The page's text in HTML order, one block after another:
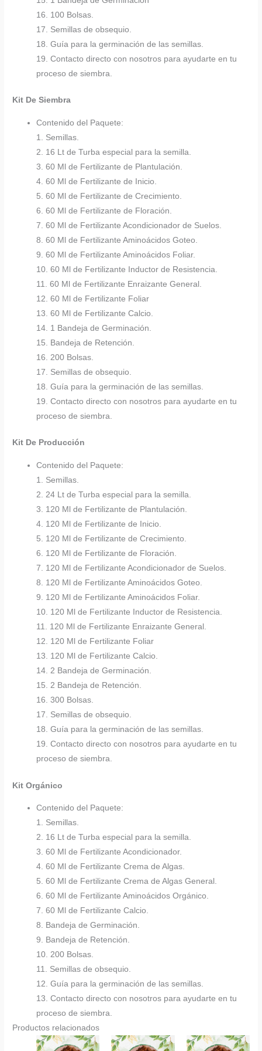
16. 100 Bolsas.
17. Semillas de obsequio.
18. Guía para la germinación de las semillas.
19. Contacto directo con nosotros para ayudarte en tu
proceso de siembra.
Kit De Siembra
Contenido del Paquete:
1. Semillas.
2. 16 Lt de Turba especial para la semilla.
3. 60 Ml de Fertilizante de Plantulación.
4. 60 Ml de Fertilizante de Inicio.
5. 60 Ml de Fertilizante de Crecimiento.
6. 60 Ml de Fertilizante de Floración.
7. 60 Ml de Fertilizante Acondicionador de Suelos.
8. 60 Ml de Fertilizante Aminoácidos Goteo.
9. 60 Ml de Fertilizante Aminoácidos Foliar.
10. 60 Ml de Fertilizante Inductor de Resistencia.
11. 60 Ml de Fertilizante Enraizante General.
12. 60 Ml de Fertilizante Foliar
13. 60 Ml de Fertilizante Calcio.
14. 1 Bandeja de Germinación.
15. Bandeja de Retención.
16. 200 Bolsas.
17. Semillas de obsequio.
18. Guía para la germinación de las semillas.
19. Contacto directo con nosotros para ayudarte en tu
proceso de siembra.
Kit De Producción
Contenido del Paquete:
1. Semillas.
2. 24 Lt de Turba especial para la semilla.
3. 120 Ml de Fertilizante de Plantulación.
4. 120 Ml de Fertilizante de Inicio.
5. 120 Ml de Fertilizante de Crecimiento.
6. 120 Ml de Fertilizante de Floración.
7. 120 Ml de Fertilizante Acondicionador de Suelos.
8. 120 Ml de Fertilizante Aminoácidos Goteo.
9. 120 Ml de Fertilizante Aminoácidos Foliar.
10. 120 Ml de Fertilizante Inductor de Resistencia.
11. 120 Ml de Fertilizante Enraizante General.
12. 120 Ml de Fertilizante Foliar
13. 120 Ml de Fertilizante Calcio.
14. 2 Bandeja de Germinación.
15. 2 Bandeja de Retención.
16. 300 Bolsas.
17. Semillas de obsequio.
18. Guía para la germinación de las semillas.
19. Contacto directo con nosotros para ayudarte en tu
proceso de siembra.
Kit Orgánico
Contenido del Paquete:
1. Semillas.
2. 16 Lt de Turba especial para la semilla.
3. 60 Ml de Fertilizante Acondicionador.
4. 60 Ml de Fertilizante Crema de Algas.
5. 60 Ml de Fertilizante Crema de Algas General.
6. 60 Ml de Fertilizante Aminoácidos Orgánico.
7. 60 Ml de Fertilizante Calcio.
8. Bandeja de Germinación.
9. Bandeja de Retención.
10. 200 Bolsas.
11. Semillas de obsequio.
12. Guía para la germinación de las semillas.
13. Contacto directo con nosotros para ayudarte en tu
proceso de siembra.
Productos relacionados